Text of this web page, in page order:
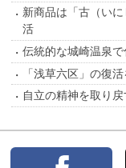
新商品は「古（い
活
伝統的な城崎温泉で
「浅草六区」の復
自立の精神を取り